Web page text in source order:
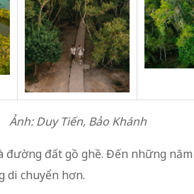
Ảnh: Duy Tiến, Bảo Khánh
đường đất gồ ghề. Đến những
di chuyển hơn.